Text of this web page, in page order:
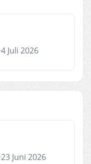
4 Juli 2026
23 Juni 2026